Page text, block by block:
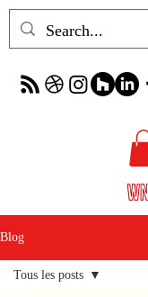
Blog
Tous les posts